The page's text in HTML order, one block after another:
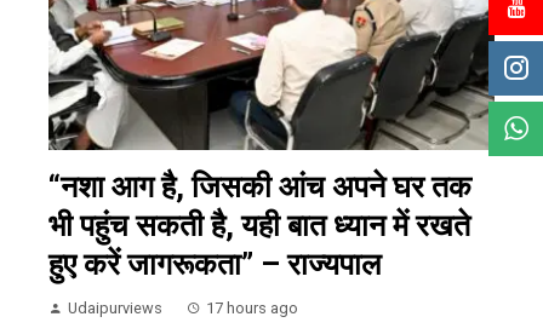
“नशा आग है, जिसकी आंच अपने घर तक
भी पहुंच सकती है, यही बात ध्यान में रखते
हुए करें जागरूकता” – राज्यपाल
Udaipurviews 17 hours ago